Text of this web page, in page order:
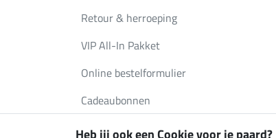
Retour & herroeping
VIP All-In Pakket
Online bestelformulier
Cadeaubonnen
FAQ
Heb jij ook een Cookie voor je paard?